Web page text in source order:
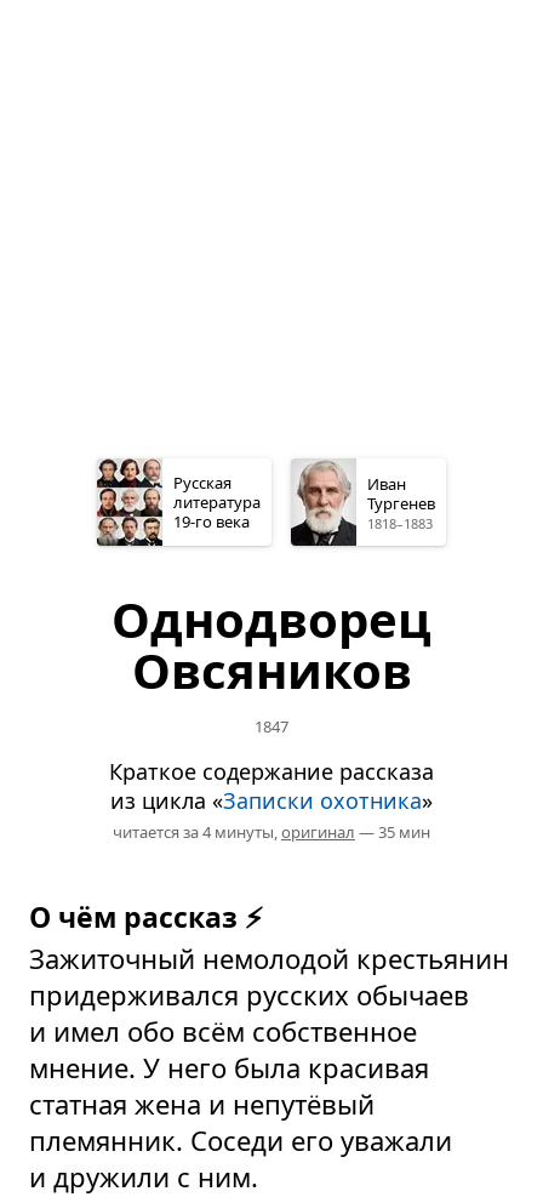
Русская
литература
19-го века
Иван
Тургенев
1818–1883
Однодворец
Овсяников
1847
Краткое содержание рассказа
из цикла «Записки охотника»
читается за 4 минуты,оригинал — 35 мин
О чём рассказ ⚡
Зажиточный немолодой крестьянин
придерживался русских обычаев
и имел обо всём собственное
мнение. У него была красивая
статная жена и непутёвый
племянник. Соседи его уважали
и дружили с ним.